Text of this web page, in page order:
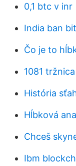
0,1 btc v inr
India ban
Čo je to
1081
História
Hĺbková
Chceš
Ibm